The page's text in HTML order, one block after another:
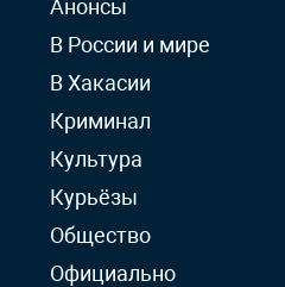
Анонсы
В России и мире
В Хакасии
Криминал
Культура
Курьёзы
Общество
Официально